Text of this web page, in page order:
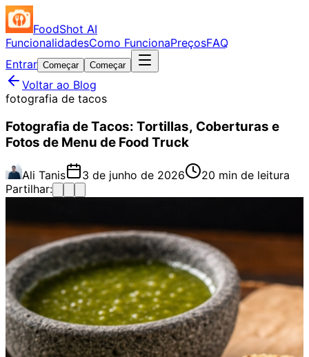
FoodShot AI
FuncionalidadesComo FuncionaPreçosFAQ
Entrar Começar Começar
Voltar ao Blog
fotografia de tacos
Fotografia de Tacos: Tortillas, Coberturas e
Fotos de Menu de Food Truck
Ali Tanis 3 de junho de 2026
20 min de leitura
Partilhar: